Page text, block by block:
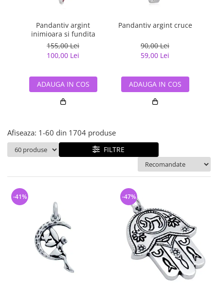
Bijuterii argint placat cu aur
Bijuterii gotice si rock
Bijuterii Handmade
Bijuterii fantezie
Bijuterii tungsten
Solutii si lavete de curatare
bijuterii argint
Pandantiv argint
inimioara si fundita
155,00 Lei
100,00 Lei
ADAUGA IN COS
Pandantiv argint cruce
90,00 Lei
59,00 Lei
ADAUGA IN COS
Afiseaza: 1-60 din 1704 produse
FILTRE
-41% -47%